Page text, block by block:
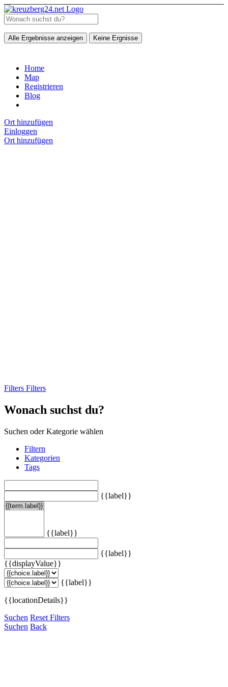
Alle Ergebnisse anzeigen Keine Ergnisse
Home
Map
Registrieren
Blog
Ort hinzufügen
Einloggen
Ort hinzufügen
Filters Filters
Wonach suchst du?
Suchen oder Kategorie wählen
Filtern
Kategorien
Tags
{{label}}
{{label}}
{{label}}
{{displayValue}}
{{label}}
{{locationDetails}}
Suchen Reset Filters
Suchen Back